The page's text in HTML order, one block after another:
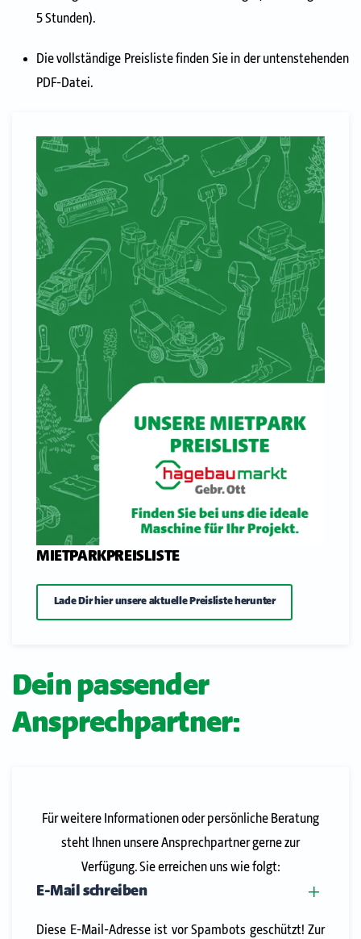
5 Stunden).
Die vollständige Preisliste finden Sie in der untenstehenden
PDF-Datei.
MIETPARKPREISLISTE
Lade Dir hier unsere aktuelle Preisliste herunter
Dein passender
Ansprechpartner:
Für weitere Informationen oder persönliche Beratung
steht Ihnen unsere Ansprechpartner gerne zur
Verfügung. Sie erreichen uns wie folgt:
E-Mail schreiben
Diese E-Mail-Adresse ist vor Spambots geschützt! Zur